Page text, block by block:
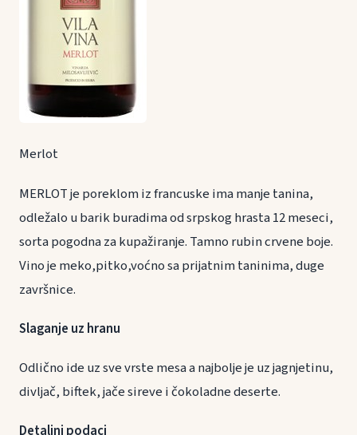
Merlot
MERLOT je poreklom iz francuske ima manje tanina,
odležalo u barik buradima od srpskog hrasta 12 meseci,
sorta pogodna za kupažiranje. Tamno rubin crvene boje.
Vino je meko,pitko,voćno sa prijatnim taninima, duge
završnice.
Slaganje uz hranu
Odlično ide uz sve vrste mesa a najbolje je uz jagnjetinu,
divljač, biftek, jače sireve i čokoladne deserte.
Detaljni podaci